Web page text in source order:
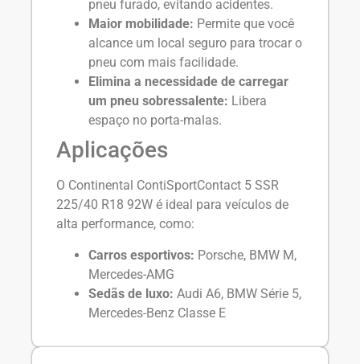
pneu furado, evitando acidentes.
Maior mobilidade: Permite que você
alcance um local seguro para trocar o
pneu com mais facilidade.
Elimina a necessidade de carregar
um pneu sobressalente: Libera
espaço no porta-malas.
Aplicações
O Continental ContiSportContact 5 SSR
225/40 R18 92W é ideal para veículos de
alta performance, como:
Carros esportivos: Porsche, BMW M,
Mercedes-AMG
Sedãs de luxo: Audi A6, BMW Série 5,
Mercedes-Benz Classe E